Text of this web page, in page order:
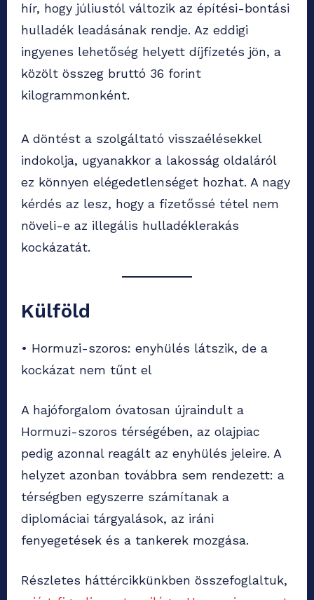
hír, hogy júliustól változik az építési-bontási
hulladék leadásának rendje. Az eddigi
ingyenes lehetőség helyett díjfizetés jön, a
közölt összeg bruttó 36 forint
kilogrammonként.
A döntést a szolgáltató visszaélésekkel
indokolja, ugyanakkor a lakosság oldaláról
ez könnyen elégedetlenséget hozhat. A nagy
kérdés az lesz, hogy a fizetőssé tétel nem
növeli-e az illegális hulladéklerakás
kockázatát.
Külföld
• Hormuzi-szoros: enyhülés látszik, de a
kockázat nem tűnt el
A hajóforgalom óvatosan újraindult a
Hormuzi-szoros térségében, az olajpiac
pedig azonnal reagált az enyhülés jeleire. A
helyzet azonban továbbra sem rendezett: a
térségben egyszerre számítanak a
diplomáciai tárgyalások, az iráni
fenyegetések és a tankerek mozgása.
Részletes háttércikkünkben összefoglaltuk,